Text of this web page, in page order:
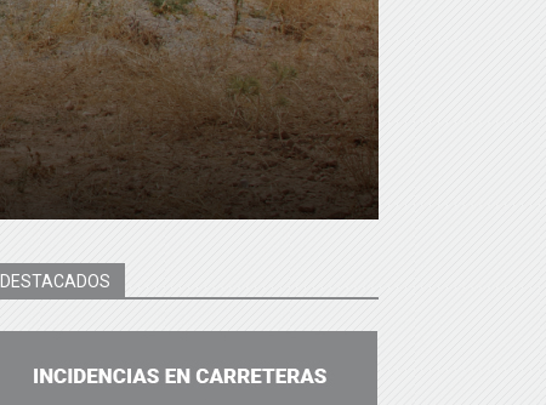
DESTACADOS